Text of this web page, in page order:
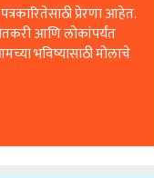
आणि लोकांपर्यंत
भविष्यासाठी मोलाचे